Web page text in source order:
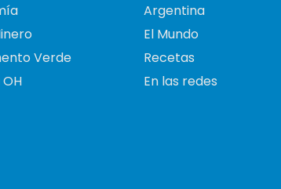
Verde
Argentina
El Mundo
Recetas
En las redes